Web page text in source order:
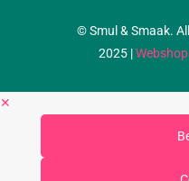
© Smul & Smaak.
2025 |
✕